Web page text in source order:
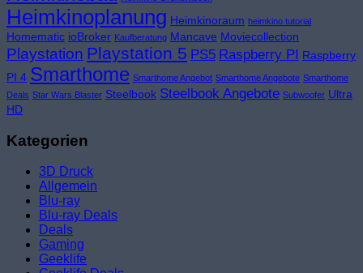
Heimkinoplanung Heimkinoraum heimkino tutorial
Homematic ioBroker Kaufberatung Mancave Moviecollection
Playstation Playstation 5 PS5 Raspberry PI Raspberry
PI 4 Smarthome Smarthome Angebot Smarthome Angebote Smarthome
Deals Star Wars Blaster Steelbook Steelbook Angebote Subwoofer Ultra
HD
Kategorien
3D Druck
Allgemein
Blu-ray
Blu-ray Deals
Deals
Gaming
Geeklife